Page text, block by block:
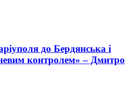
до Бердянська і
контролем» – Дмитро